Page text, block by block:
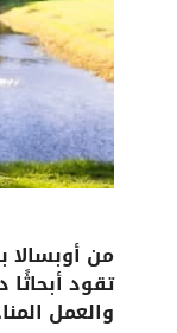
من أوبسالا
تقود
والعمل